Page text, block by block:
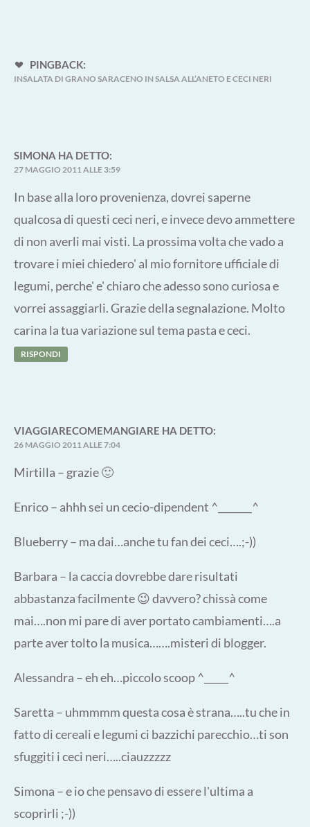
PINGBACK:
INSALATA DI GRANO SARACENO IN SALSA ALL’ANETO E CECI NERI
SIMONA HA DETTO:
27 MAGGIO 2011 ALLE 3:59
In base alla loro provenienza, dovrei saperne
qualcosa di questi ceci neri, e invece devo ammettere
di non averli mai visti. La prossima volta che vado a
trovare i miei chiedero' al mio fornitore ufficiale di
legumi, perche' e' chiaro che adesso sono curiosa e
vorrei assaggiarli. Grazie della segnalazione. Molto
carina la tua variazione sul tema pasta e ceci.
RISPONDI
VIAGGIARECOMEMANGIARE HA DETTO:
26 MAGGIO 2011 ALLE 7:04
Mirtilla – grazie 🙂
Enrico – ahhh sei un cecio-dipendent ^_______^
Blueberry – ma dai…anche tu fan dei ceci….;-))
Barbara – la caccia dovrebbe dare risultati
abbastanza facilmente 😉 davvero? chissà come
mai….non mi pare di aver portato cambiamenti….a
parte aver tolto la musica…….misteri di blogger.
Alessandra – eh eh…piccolo scoop ^_____^
Saretta – uhmmmm questa cosa è strana…..tu che in
fatto di cereali e legumi ci bazzichi parecchio…ti son
sfuggiti i ceci neri…..ciauzzzzz
Simona – e io che pensavo di essere l'ultima a
scoprirli ;-))